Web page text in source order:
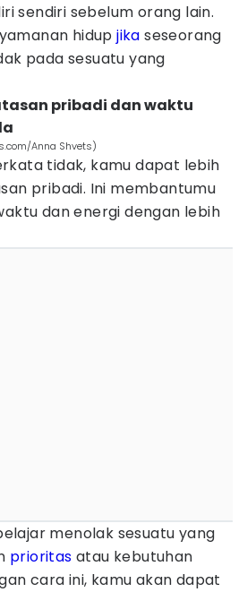
sendiri sebelum orang lain.
hidupjika seseorang
pada sesuatu yang
pribadi dan waktu
Anna Shvets)
tidak, kamu dapat lebih
pribadi. Ini membantumu
dan energi dengan lebih
menolak sesuatu yang
prioritas atau kebutuhan
cara ini, kamu akan dapat